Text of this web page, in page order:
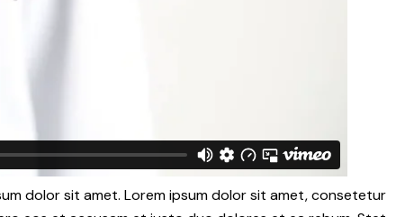
dolor sit amet. Lorem ipsum dolor sit amet, consetetur